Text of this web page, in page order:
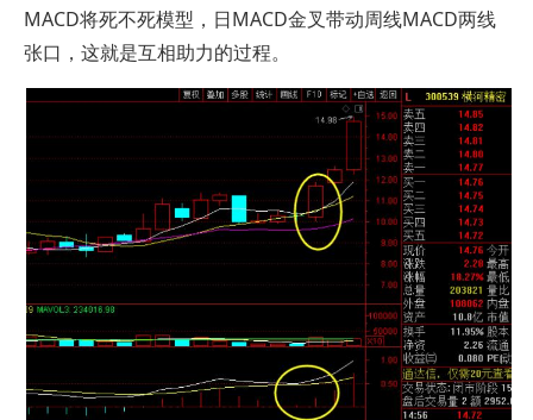
MACD将死不死模型，日MACD金叉带动周线MACD两线
张口，这就是互相助力的过程。